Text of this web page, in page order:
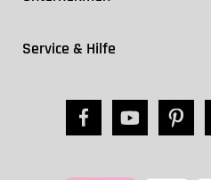
Service & Hilfe